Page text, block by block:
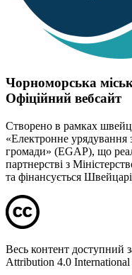
Чорноморська
Офіційний вебсайт
Створено в рамках
«Електронне урядування
громади» (EGAP), що
партнерстві з
та фінансується
Весь контент доступний
Attribution 4.0 International